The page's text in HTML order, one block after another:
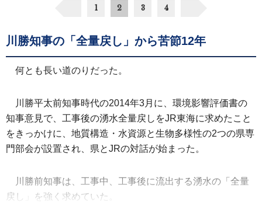
1 2 3 4
川勝知事の「全量戻し」から苦節12年
何とも長い道のりだった。
川勝平太前知事時代の2014年3月に、環境影響評価書の
知事意見で、工事後の湧水全量戻しをJR東海に求めたこと
をきっかけに、地質構造・水資源と生物多様性の2つの県専
門部会が設置され、県とJRの対話が始まった。
川勝前知事は、工事中、工事後に流出する湧水の「全量
戻し」を強く求めていた。